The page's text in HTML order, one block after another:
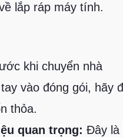
lắp ráp máy tính.
khi chuyển nhà
vào đóng gói, hãy
thỏa.
quan trọng: Đây là